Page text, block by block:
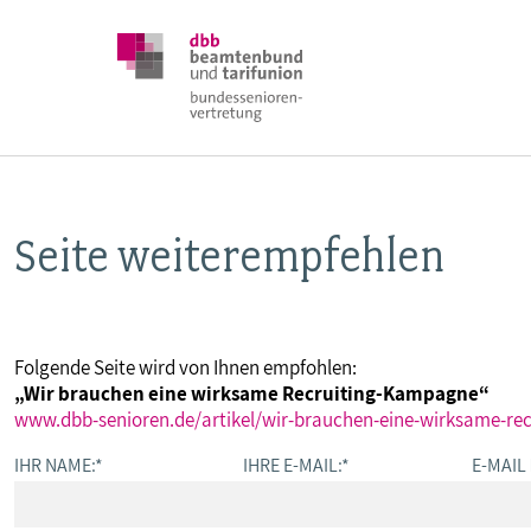
DBB SENIOREN
VERANSTALTUNGEN
Seite weiterempfehlen
Folgende Seite wird von Ihnen empfohlen:
„Wir brauchen eine wirksame Recruiting-Kampagne“
www.dbb-senioren.de/artikel/wir-brauchen-eine-wirksame-
IHR NAME:* IHRE E-MAIL:* E-MAIL